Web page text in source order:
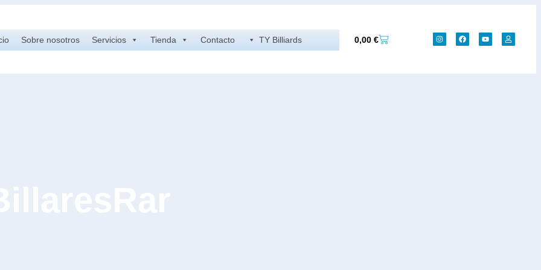
Sobre nosotros Servicios Tienda Contacto TY Billiards 0,00€